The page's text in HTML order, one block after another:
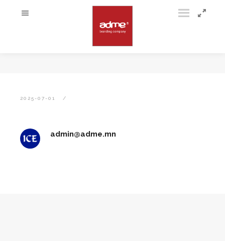
2025-07-01
admin@adme.mn